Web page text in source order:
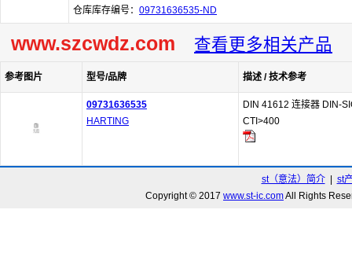
仓库库存编号： 09731636535-ND
www.szcwdz.com 查看更多相关产品
参考图片 型号/品牌 描述 / 技术参考
09731636535
HARTING
DIN 41612 连接器 DIN-
CTI>400
st（意法）简介| st
Copyright © 2017 www.st-ic.comAll Rights